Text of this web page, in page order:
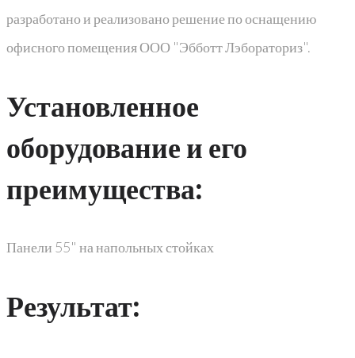
разработано и реализовано решение по оснащению
офисного помещения ООО "Эбботт Лэбораториз".
Установленное
оборудование и его
преимущества:
Панели 55" на напольных стойках
Результат: